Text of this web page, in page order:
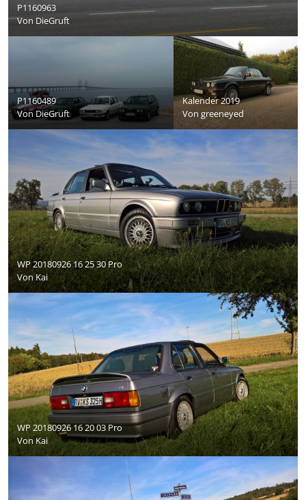
P1160963
Von DieGruft
P1160489
VonDieGruft
Kalender 2019
Vongreeneyed
WP 20180926 16 25 30 Pro
VonKai
WP 20180926 16 20 03 Pro
VonKai